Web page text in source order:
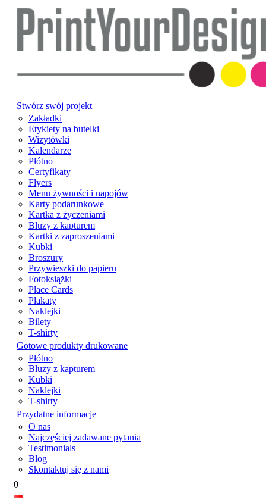
Stwórz swój projekt
Zakładki
Etykiety na butelki
Wizytówki
Kalendarze
Płótno
Certyfikaty
Flyers
Menu żywności i napojów
Karty podarunkowe
Kartka z życzeniami
Bluzy z kapturem
Kartki z zaproszeniami
Kubki
Broszury
Przywieszki do papieru
Fotoksiążki
Place Cards
Plakaty
Naklejki
Bilety
T-shirty
Gotowe produkty drukowane
Płótno
Bluzy z kapturem
Kubki
Naklejki
T-shirty
Przydatne informacje
O nas
Najczęściej zadawane pytania
Testimonials
Blog
Skontaktuj się z nami
0